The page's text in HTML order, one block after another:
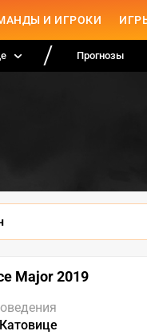
И ИГРОКИ
Прогнозы
Major 2019